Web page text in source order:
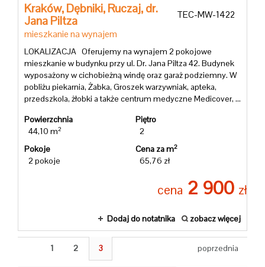
Kraków, Dębniki, Ruczaj, dr.
Jana Piltza
mieszkanie na wynajem
TEC-MW-1422
LOKALIZACJA Oferujemy na wynajem 2 pokojowe
mieszkanie w budynku przy ul. Dr. Jana Piltza 42. Budynek
wyposażony w cichobieżną windę oraz garaż podziemny. W
pobliżu piekarnia, Żabka, Groszek warzywniak, apteka,
przedszkola, żłobki a także centrum medyczne Medicover, ...
Powierzchnia
44,10 m2
Piętro
2
Pokoje
2 pokoje
Cena za m2
65,76 zł
cena 2 900 zł
Dodaj do notatnika zobacz więcej
1 2 3 poprzednia